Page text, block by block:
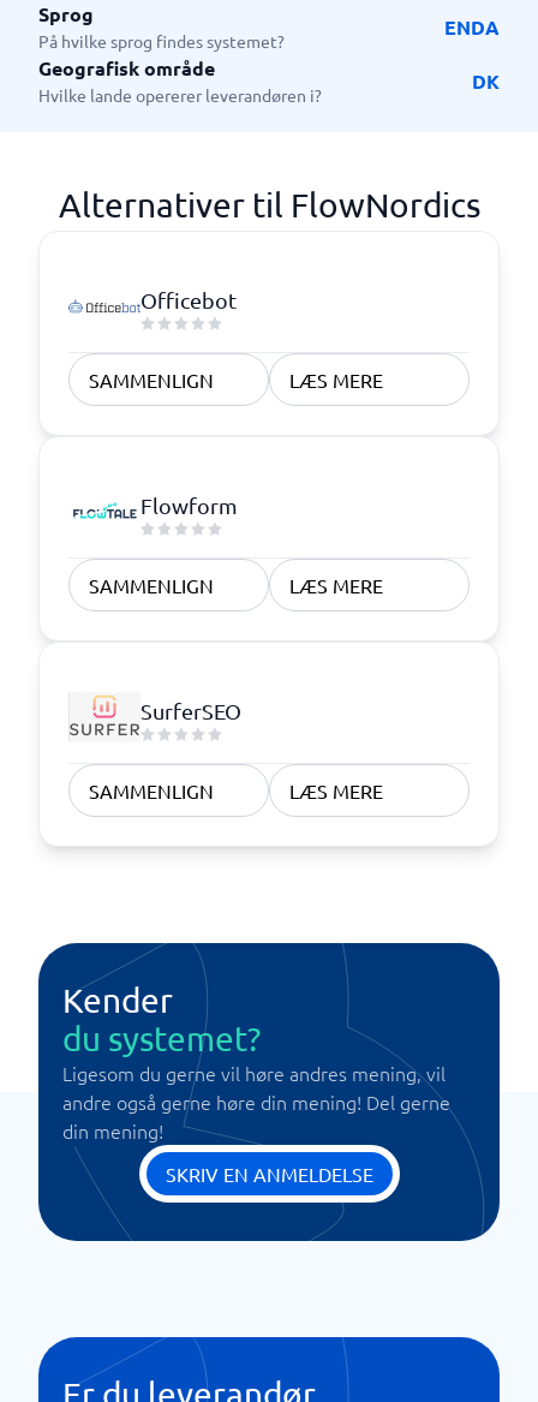
Sprog
På hvilke sprog findes systemet?
ENDA
Geografisk område
Hvilke lande opererer leverandøren i?
DK
Alternativer til FlowNordics
Officebot
SAMMENLIGN LÆS MERE
Flowform
SAMMENLIGN LÆS MERE
SurferSEO
SAMMENLIGN LÆS MERE
Kender
du systemet?
Ligesom du gerne vil høre andres mening, vil
andre også gerne høre din mening! Del gerne
din mening!
SKRIV EN ANMELDELSE